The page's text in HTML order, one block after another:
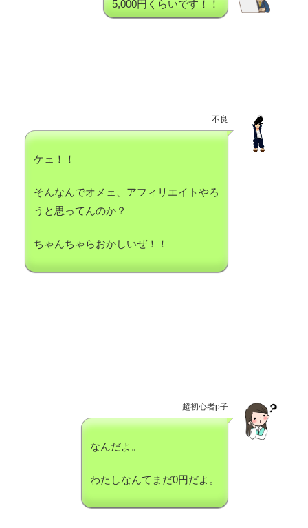
5,000円くらいです！！
不良
ケェ！！
そんなんでオメェ、アフィリエイトやろ
うと思ってんのか？
ちゃんちゃらおかしいぜ！！
超初心者p子
なんだよ。
わたしなんてまだ0円だよ。